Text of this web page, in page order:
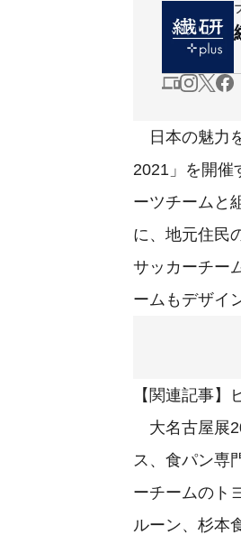
日本の魅力
2021」を開催
ーツチームと
に、地元住民
サッカーチー
ームもデザイ
【関連記事
大名古屋展
ス、食パン専
ーチームのト
ルーン、杉本